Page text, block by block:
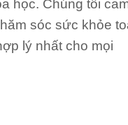
học. Chúng tôi
sóc sức khỏe
lý nhất cho mọi